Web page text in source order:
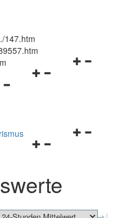
./147.htm
Navigationsmenü
Navigationsmenü
schließen